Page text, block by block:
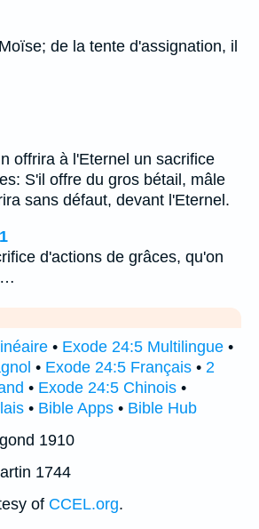
de la tente d'assignation, il
offrira à l'Eternel un sacrifice
S'il offre du gros bétail, mâle
sans défaut, devant l'Eternel.
d'actions de grâces, qu'on
• Exode 24:5 Multilingue •
• Exode 24:5 Français • 2
• Exode 24:5 Chinois •
• Bible Apps • Bible Hub
1910
1744
of CCEL.org.